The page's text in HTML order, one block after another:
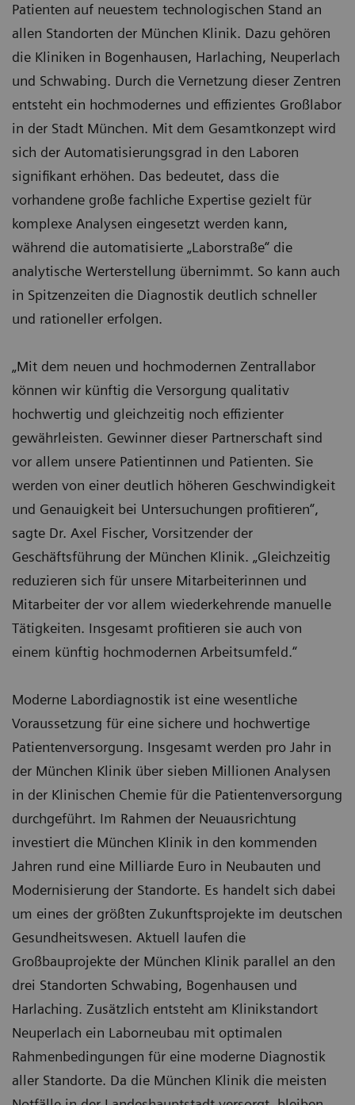
Patienten auf neuestem technologischen Stand an
allen Standorten der München Klinik. Dazu gehören
die Kliniken in Bogenhausen, Harlaching, Neuperlach
und Schwabing. Durch die Vernetzung dieser Zentren
entsteht ein hochmodernes und effizientes Großlabor
in der Stadt München. Mit dem Gesamtkonzept wird
sich der Automatisierungsgrad in den Laboren
signifikant erhöhen. Das bedeutet, dass die
vorhandene große fachliche Expertise gezielt für
komplexe Analysen eingesetzt werden kann,
während die automatisierte „Laborstraße“ die
analytische Werterstellung übernimmt. So kann auch
in Spitzenzeiten die Diagnostik deutlich schneller
und rationeller erfolgen.
„Mit dem neuen und hochmodernen Zentrallabor
können wir künftig die Versorgung qualitativ
hochwertig und gleichzeitig noch effizienter
gewährleisten. Gewinner dieser Partnerschaft sind
vor allem unsere Patientinnen und Patienten. Sie
werden von einer deutlich höheren Geschwindigkeit
und Genauigkeit bei Untersuchungen profitieren“,
sagte Dr. Axel Fischer, Vorsitzender der
Geschäftsführung der München Klinik. „Gleichzeitig
reduzieren sich für unsere Mitarbeiterinnen und
Mitarbeiter der vor allem wiederkehrende manuelle
Tätigkeiten. Insgesamt profitieren sie auch von
einem künftig hochmodernen Arbeitsumfeld.“
Moderne Labordiagnostik ist eine wesentliche
Voraussetzung für eine sichere und hochwertige
Patientenversorgung. Insgesamt werden pro Jahr in
der München Klinik über sieben Millionen Analysen
in der Klinischen Chemie für die Patientenversorgung
durchgeführt. Im Rahmen der Neuausrichtung
investiert die München Klinik in den kommenden
Jahren rund eine Milliarde Euro in Neubauten und
Modernisierung der Standorte. Es handelt sich dabei
um eines der größten Zukunftsprojekte im deutschen
Gesundheitswesen. Aktuell laufen die
Großbauprojekte der München Klinik parallel an den
drei Standorten Schwabing, Bogenhausen und
Harlaching. Zusätzlich entsteht am Klinikstandort
Neuperlach ein Laborneubau mit optimalen
Rahmenbedingungen für eine moderne Diagnostik
aller Standorte. Da die München Klinik die meisten